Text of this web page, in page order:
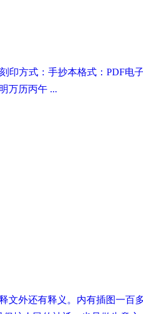
方式：手抄本格式：PDF电
万历丙午 ...
外还有释义。内有插图一百